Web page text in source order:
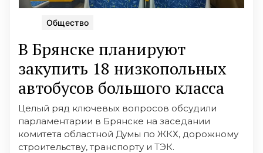
Общество
В Брянске планируют
закупить 18 низкопольных
автобусов большого класса
Целый ряд ключевых вопросов обсудили
парламентарии в Брянске на заседании
комитета областной Думы по ЖКХ, дорожному
строительству, транспорту и ТЭК.